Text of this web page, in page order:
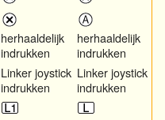
herhaaldelijk
indrukken
herhaaldelijk
indrukken
Linker joystick
indrukken
Linker joystick
indrukken